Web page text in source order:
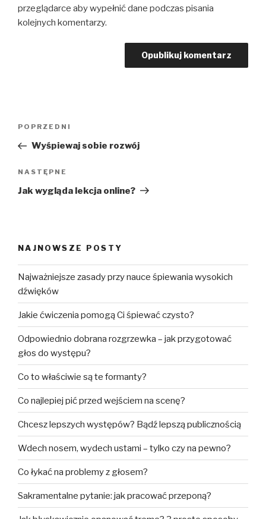
przeglądarce aby wypełnić dane podczas pisania
kolejnych komentarzy.
Poprzedni
wpis
POPRZEDNI
Wyśpiewaj sobie rozwój
Następny
wpis
NASTĘPNE
Jak wygląda lekcja online?
NAJNOWSZE POSTY
Najważniejsze zasady przy nauce śpiewania wysokich
dźwięków
Jakie ćwiczenia pomogą Ci śpiewać czysto?
Odpowiednio dobrana rozgrzewka – jak przygotować
głos do występu?
Co to właściwie są te formanty?
Co najlepiej pić przed wejściem na scenę?
Chcesz lepszych występów? Bądź lepszą publicznością
Wdech nosem, wydech ustami – tylko czy na pewno?
Co łykać na problemy z głosem?
Sakramentalne pytanie: jak pracować przeponą?